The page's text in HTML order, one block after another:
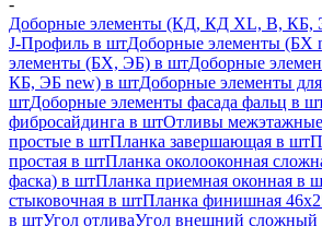
-
Доборные элементы (КД, КД XL, В, КБ,
J-Профиль в штДоборные элементы (БХ
элементы (БХ, ЭБ) в штДоборные
КБ, ЭБ new) в штДоборные элементы
штДоборные элементы фасада фальц в
фибросайдинга в штОтливы
простые в штПланка завершающая в шт
простая в штПланка околооконная
фаска) в штПланка приемная оконная в
стыковочная в штПланка финишная
в штУгол отливаУгол внешний сложный